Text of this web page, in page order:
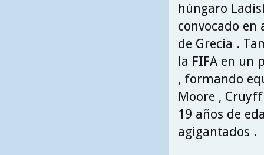
húngaro
convocado
de Grecia .
la FIFA en un
, formando
Moore ,
19 años de
agigantados .